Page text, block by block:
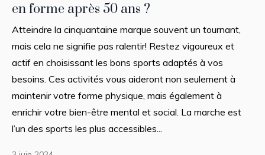
en forme après 50 ans ?
Atteindre la cinquantaine marque souvent un tournant,
mais cela ne signifie pas ralentir! Restez vigoureux et
actif en choisissant les bons sports adaptés à vos
besoins. Ces activités vous aideront non seulement à
maintenir votre forme physique, mais également à
enrichir votre bien-être mental et social. La marche est
l’un des sports les plus accessibles...